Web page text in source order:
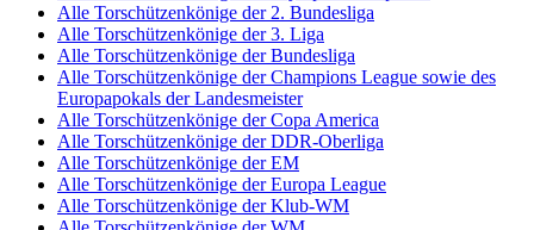
Alle Torschützenkönige der 2. Bundesliga
Alle Torschützenkönige der 3. Liga
Alle Torschützenkönige der Bundesliga
Alle Torschützenkönige der Champions League sowie des
Europapokals der Landesmeister
Alle Torschützenkönige der Copa America
Alle Torschützenkönige der DDR-Oberliga
Alle Torschützenkönige der EM
Alle Torschützenkönige der Europa League
Alle Torschützenkönige der Klub-WM